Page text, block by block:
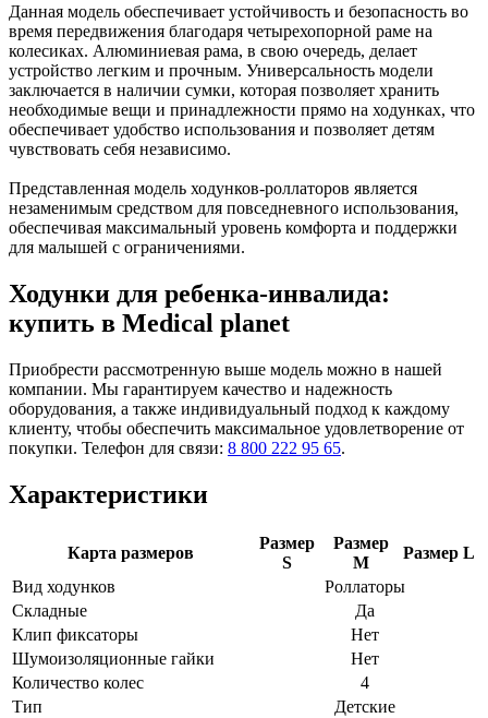
Данная модель обеспечивает устойчивость и безопасность во
время передвижения благодаря четырехопорной раме на
колесиках. Алюминиевая рама, в свою очередь, делает
устройство легким и прочным. Универсальность модели
заключается в наличии сумки, которая позволяет хранить
необходимые вещи и принадлежности прямо на ходунках, что
обеспечивает удобство использования и позволяет детям
чувствовать себя независимо.
Представленная модель ходунков-роллаторов является
незаменимым средством для повседневного использования,
обеспечивая максимальный уровень комфорта и поддержки
для малышей с ограничениями.
Ходунки для ребенка-инвалида:
купить в Medical planet
Приобрести рассмотренную выше модель можно в нашей
компании. Мы гарантируем качество и надежность
оборудования, а также индивидуальный подход к каждому
клиенту, чтобы обеспечить максимальное удовлетворение от
покупки. Телефон для связи: 8 800 222 95 65.
Характеристики
Карта размеров
Размер
S
Размер
M
Размер L
Вид ходунков
Роллаторы
Складные
Да
Клип фиксаторы
Нет
Шумоизоляционные гайки
Нет
Количество колес
4
Тип
Детские